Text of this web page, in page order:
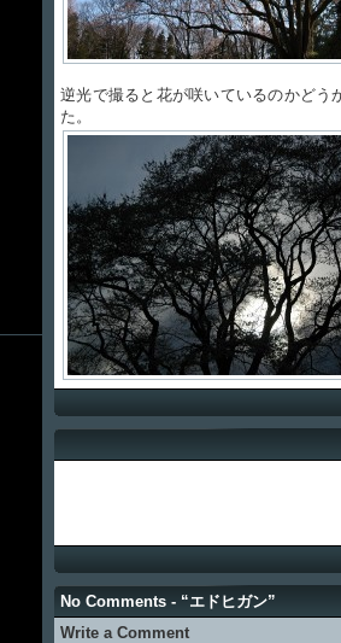
逆光で撮ると花が咲いているのかどう
た。
No Comments - “エドヒガン”
Write a Comment